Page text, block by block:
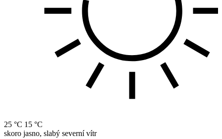
25 °C 15 °C
skoro jasno, slabý severní vítr